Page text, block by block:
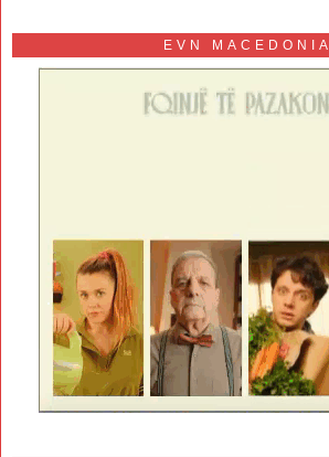
EVN MACEDONIA